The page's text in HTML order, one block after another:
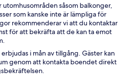
såsom balkonger,
som kanske inte är lämpliga för
rekommenderar vi att du kontaktar
för att bekräfta att de kan ta emot
i mån av tillgång. Gäster kan
genom att kontakta boendet direkt